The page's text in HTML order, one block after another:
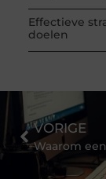
Effectieve
doelen
VORIGE